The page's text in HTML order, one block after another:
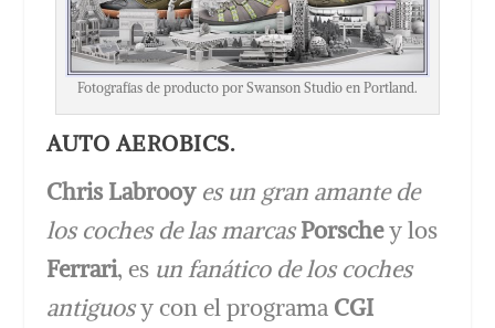
Fotografías de producto por Swanson Studio en Portland.
AUTO AEROBICS.
Chris Labrooy es un gran amante de
los coches de las marcasPorschey los
Ferrari, es un fanático de los coches
antiguosy con el programa CGI